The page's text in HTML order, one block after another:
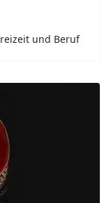
und Beruf